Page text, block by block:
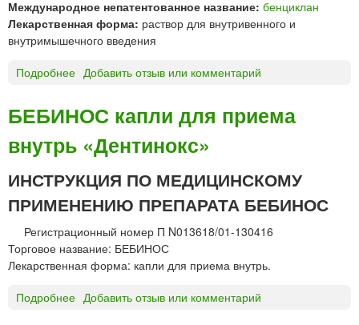
к
и
а
Международное непатентованное название: бенциклан
Лекарственная форма: раствор для внутривенного и
внутримышечного введения
Подробнее
А
Л
Д
О
Р
®
а
с
т
Добавить отзыв или комментарий
БЕБИНОС капли для приема
внутрь «Дентинокс»
ИНСТРУКЦИЯ ПО МЕДИЦИНСКОМУ
ПРИМЕНЕНИЮ ПРЕПАРАТА БЕБИНОС
Регистрационный номер П N013618/01-130416
Торговое название: БЕБИНОС
Лекарственная форма: капли для приема внутрь.
Подробнее Добавить отзыв или комментарий